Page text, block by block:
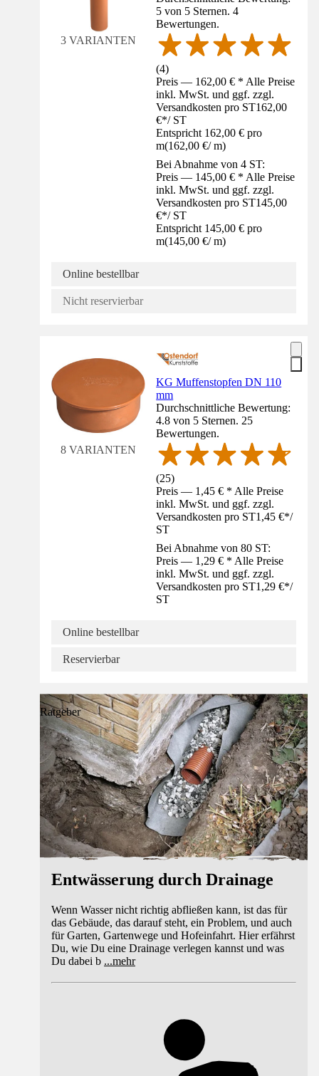
3 VARIANTEN
5 von 5 Sternen. 4
Bewertungen.
(4)
Preis — 162,00 € * Alle Preise
inkl. MwSt. und ggf. zzgl.
Versandkosten pro ST162,00
€*/ ST
Entspricht 162,00 € pro
m(162,00 €/ m)
Bei Abnahme von 4 ST:
Preis — 145,00 € * Alle Preise
inkl. MwSt. und ggf. zzgl.
Versandkosten pro ST145,00
€*/ ST
Entspricht 145,00 € pro
m(145,00 €/ m)
Online bestellbar
Nicht reservierbar
8 VARIANTEN
KG Muffenstopfen DN 110
mm
Durchschnittliche Bewertung:
4.8 von 5 Sternen. 25
Bewertungen.
(25)
Preis — 1,45 € * Alle Preise
inkl. MwSt. und ggf. zzgl.
Versandkosten pro ST1,45 €*/
ST
Bei Abnahme von 80 ST:
Preis — 1,29 € * Alle Preise
inkl. MwSt. und ggf. zzgl.
Versandkosten pro ST1,29 €*/
ST
Online bestellbar
Reservierbar
Ratgeber
Entwässerung durch Drainage
Wenn Wasser nicht richtig abfließen kann, ist das für
das Gebäude, das darauf steht, ein Problem, und auch
für Garten, Gartenwege und Hofeinfahrt. Hier erfährst
Du, wie Du eine Drainage verlegen kannst und was
Du dabei b ...mehr